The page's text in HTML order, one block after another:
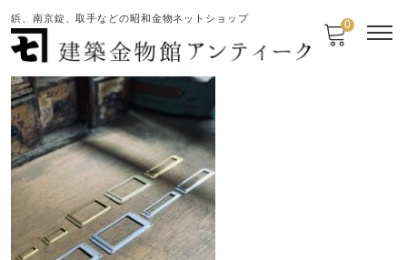
鋲、南京錠、取手などの昭和金物ネットショップ 0